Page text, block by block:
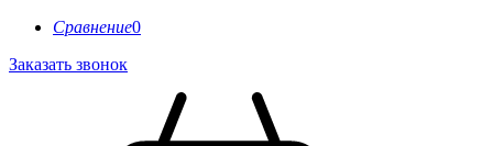
Сравнение0
Заказать звонок